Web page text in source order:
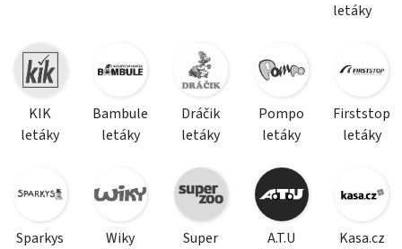
letáky
KIK
letáky
Bambule
letáky
Dráčik
letáky
Pompo
letáky
Firststop
letáky
Sparkys
Wiky
Super
A.T.U
Kasa.cz